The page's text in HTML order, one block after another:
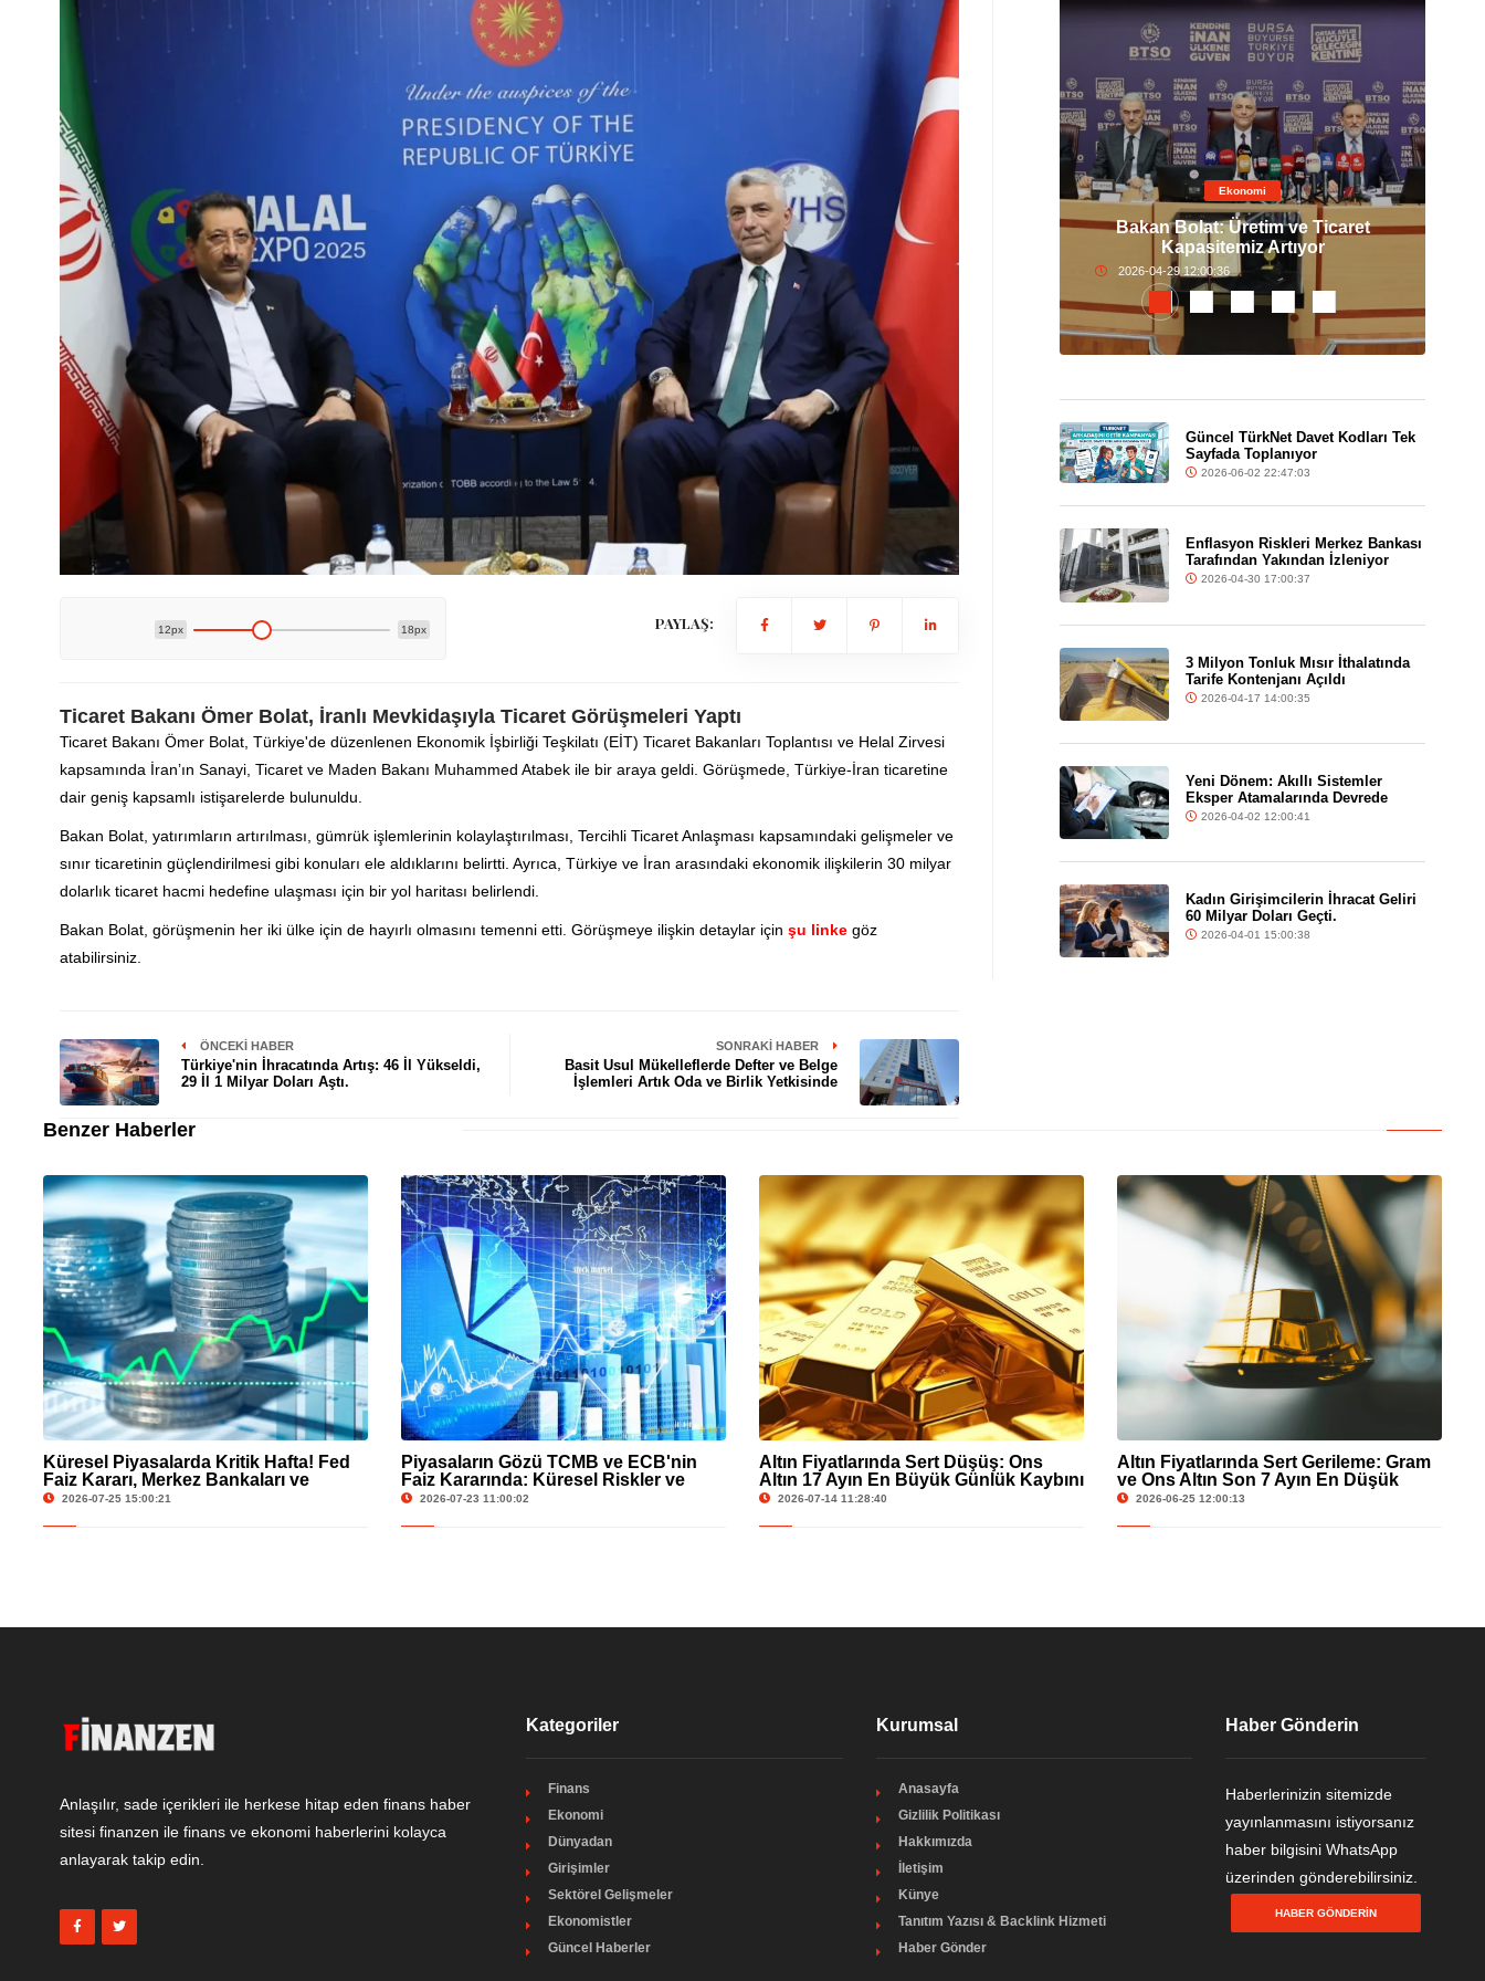
12px 18px PAYLAŞ:
Ticaret Bakanı Ömer Bolat, İranlı Mevkidaşıyla Ticaret Görüşmeleri Yaptı
Ticaret Bakanı Ömer Bolat, Türkiye'de düzenlenen Ekonomik İşbirliği Teşkilatı (EİT) Ticaret Bakanları Toplantısı ve Helal Zirvesi
kapsamında İran’ın Sanayi, Ticaret ve Maden Bakanı Muhammed Atabek ile bir araya geldi. Görüşmede, Türkiye-İran ticaretine
dair geniş kapsamlı istişarelerde bulunuldu.
Bakan Bolat, yatırımların artırılması, gümrük işlemlerinin kolaylaştırılması, Tercihli Ticaret Anlaşması kapsamındaki gelişmeler ve
sınır ticaretinin güçlendirilmesi gibi konuları ele aldıklarını belirtti. Ayrıca, Türkiye ve İran arasındaki ekonomik ilişkilerin 30 milyar
dolarlık ticaret hacmi hedefine ulaşması için bir yol haritası belirlendi.
Bakan Bolat, görüşmenin her iki ülke için de hayırlı olmasını temenni etti. Görüşmeye ilişkin detaylar için şu linkegöz
atabilirsiniz.
ÖNCEKI HABER
Türkiye'nin İhracatında Artış: 46 İl Yükseldi,
29 İl 1 Milyar Doları Aştı.
SONRAKI HABER
Basit Usul Mükelleflerde Defter ve Belge
İşlemleri Artık Oda ve Birlik Yetkisinde
Ekonomi
Martta Zirve Mevduat Faizi Yıllıkta Altın
Seviyesine Ulaştı.
2026-04-08 11:00:38
Ekonomi
Bakan Bolat: Üretim ve Ticaret
Kapasitemiz Artıyor
2026-04-29 12:00:36
Güncel TürkNet Davet Kodları Tek
Sayfada Toplanıyor
2026-06-02 22:47:03
Enflasyon Riskleri Merkez Bankası
Tarafından Yakından İzleniyor
2026-04-30 17:00:37
3 Milyon Tonluk Mısır İthalatında
Tarife Kontenjanı Açıldı
2026-04-17 14:00:35
Yeni Dönem: Akıllı Sistemler
Eksper Atamalarında Devrede
2026-04-02 12:00:41
Kadın Girişimcilerin İhracat Geliri
60 Milyar Doları Geçti.
2026-04-01 15:00:38
Benzer Haberler
Küresel Piyasalarda Kritik Hafta! Fed
Faiz Kararı, Merkez Bankaları ve
Ekonomik Veriler Gündemde
2026-07-25 15:00:21
Piyasaların Gözü TCMB ve ECB'nin
Faiz Kararında: Küresel Riskler ve
Teknoloji Hisseleri Gündemde
2026-07-23 11:00:02
Altın Fiyatlarında Sert Düşüş: Ons
Altın 17 Ayın En Büyük Günlük Kaybını
Yaşadı
2026-07-14 11:28:40
Altın Fiyatlarında Sert Gerileme: Gram
ve Ons Altın Son 7 Ayın En Düşük
Seviyesinde
2026-06-25 12:00:13
Anlaşılır, sade içerikleri ile herkese hitap eden finans haber
sitesi finanzen ile finans ve ekonomi haberlerini kolayca
anlayarak takip edin.
Kategoriler
Finans
Ekonomi
Dünyadan
Girişimler
Sektörel Gelişmeler
Ekonomistler
Güncel Haberler
Kurumsal
Anasayfa
Gizlilik Politikası
Hakkımızda
İletişim
Künye
Tanıtım Yazısı & Backlink Hizmeti
Haber Gönder
Haber Gönderin
Haberlerinizin sitemizde
yayınlanmasını istiyorsanız
haber bilgisini WhatsApp
üzerinden gönderebilirsiniz.
HABER GÖNDERIN